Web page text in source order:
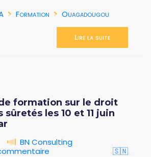
Formation Ouagadougou
Lire la suite
formation sur le droit
sûretés les 10 et 11 juin
BN Consulting
🇸🇳